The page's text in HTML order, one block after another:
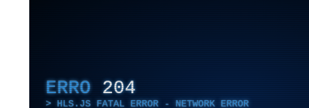
ERRO 204
HLS.JS FATAL ERROR - NETWORK ERROR